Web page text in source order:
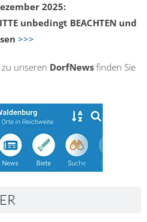
2025:
unbedingt BEACHTEN und
>>>
unseren DorfNews finden Sie